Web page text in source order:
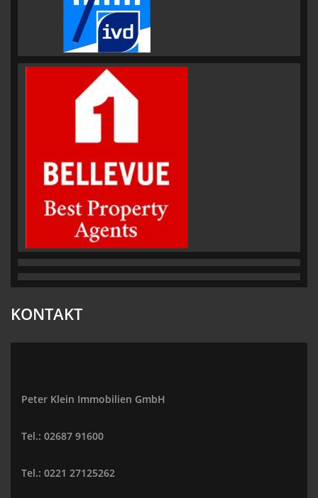
KONTAKT
Peter Klein Immobilien GmbH
Tel.: 02687 91600
Tel.: 0221 27125262